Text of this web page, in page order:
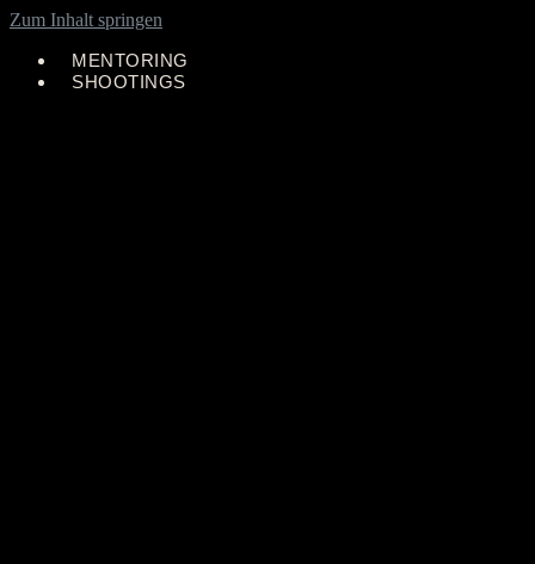
Zum Inhalt springen
MENTORING
SHOOTINGS